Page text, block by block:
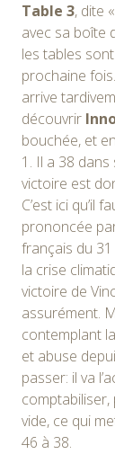
Table 3, dite
avec sa boîte
les tables
prochaine
arrive
découvrir
bouchée, et
1. Il a 38
victoire est
C’est ici qu’il
prononcée
français du
la crise
victoire de
assurément.
contemplant
et abuse
passer: il va
vide, ce qui
46 à 38.